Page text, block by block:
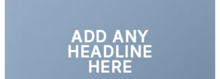
ADD ANY
HEADLINE
HERE